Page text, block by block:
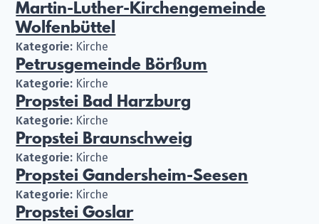
Martin-Luther-Kirchengemeinde
Wolfenbüttel
Kategorie: Kirche
Petrusgemeinde Börßum
Kategorie: Kirche
Propstei Bad Harzburg
Kategorie: Kirche
Propstei Braunschweig
Kategorie: Kirche
Propstei Gandersheim-Seesen
Kategorie: Kirche
Propstei Goslar